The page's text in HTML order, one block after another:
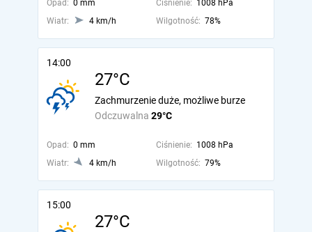
Opad: 0 mm Ciśnienie: 1008 hPa
Wiatr:
4 km/h Wilgotność: 78%
14:00
27°C
Odczuwalna 29°C
Zachmurzenie duże, możliwe burze
Opad: 0 mm Ciśnienie: 1008 hPa
Wiatr:
4 km/h Wilgotność: 79%
15:00
27°C